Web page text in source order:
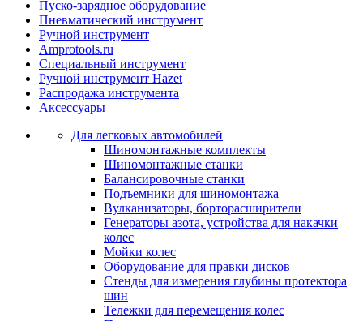
Пуско-зарядное оборудование
Пневматический инструмент
Ручной инструмент
Amprotools.ru
Специальный инструмент
Ручной инструмент Hazet
Распродажа инструмента
Аксессуары
Для легковых автомобилей
Шиномонтажные комплекты
Шиномонтажные станки
Балансировочные станки
Подъемники для шиномонтажа
Вулканизаторы, борторасширители
Генераторы азота, устройства для накачки
колес
Мойки колес
Оборудование для правки дисков
Стенды для измерения глубины протектора
шин
Тележки для перемещения колес